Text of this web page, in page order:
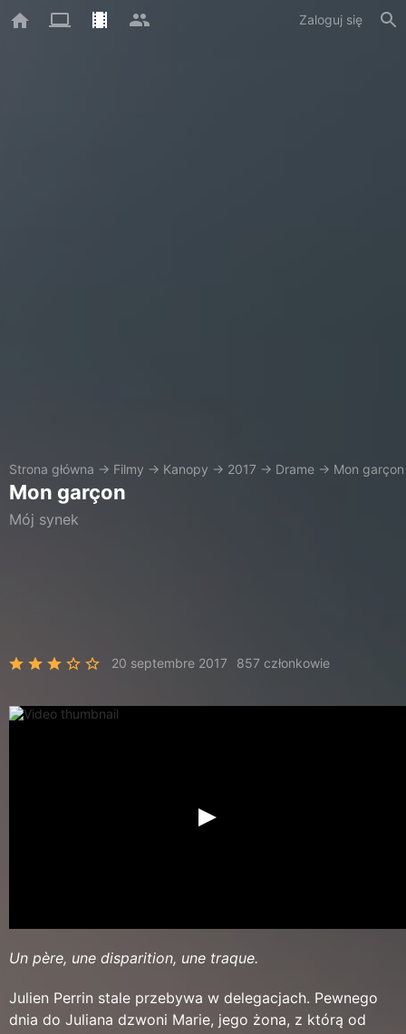
Zaloguj się
Strona główna → Filmy → Kanopy → 2017 → Drame → Mon garçon
Mon garçon
Mój synek
20 septembre 2017 857 członkowie
Un père, une disparition, une traque.
Julien Perrin stale przebywa w delegacjach. Pewnego
dnia do Juliana dzwoni Marie, jego żona, z którą od